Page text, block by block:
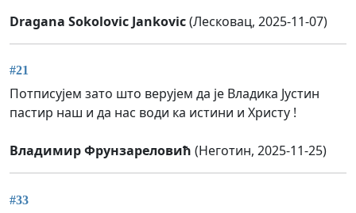
Dragana Sokolovic Jankovic(Лесковац, 2025-11-07)
#21
Потписујем зато што верујем да је Владика Јустин
пастир наш и да нас води ка истини и Христу !
Владимир Фрунзареловић (Неготин, 2025-11-25)
#33